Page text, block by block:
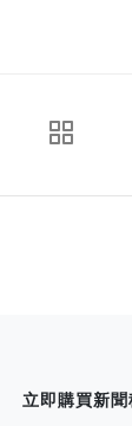
立即購買新